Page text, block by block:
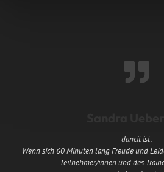
dancit ist:
Wenn sich 60 Minuten lang Freude und
Teilnehmer/innen und des